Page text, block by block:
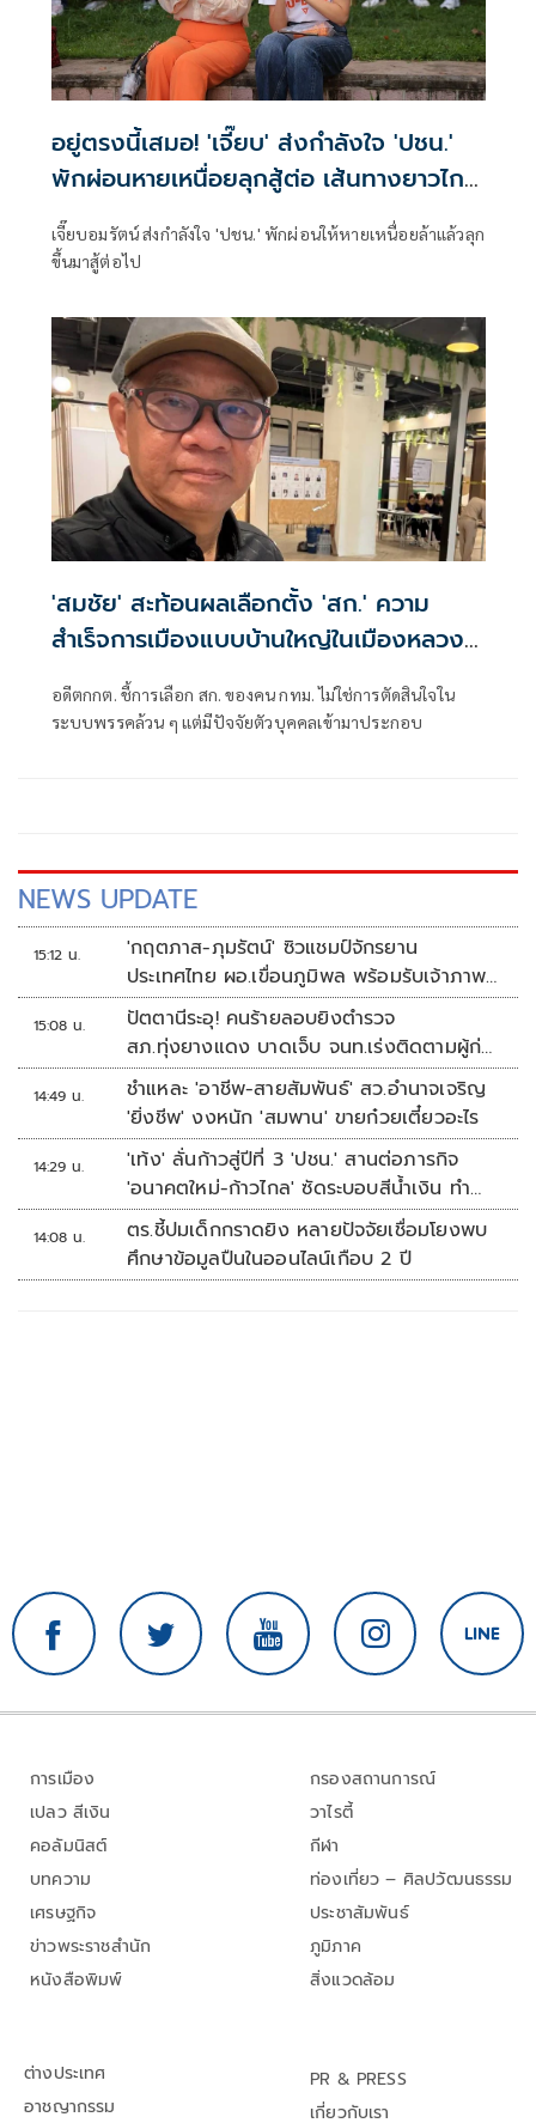
อยู่ตรงนี้เสมอ! 'เจี๊ยบ' ส่งกำลังใจ 'ปชน.'
พักผ่อนหายเหนื่อยลุกสู้ต่อ เส้นทางยาวไกล
จะไม่หยุดฝัน
เจี๊ยบอมรัตน์ ส่งกำลังใจ 'ปชน.' พักผ่อนให้หายเหนื่อยล้าแล้วลุก
ขึ้นมาสู้ต่อไป
'สมชัย' สะท้อนผลเลือกตั้ง 'สก.' ความ
สำเร็จการเมืองแบบบ้านใหญ่ในเมืองหลวง
ยังคงอยู่
อดีตกกต. ชี้การเลือก สก. ของคน กทม. ไม่ใช่การตัดสินใจใน
ระบบพรรคล้วน ๆ แต่มีปัจจัยตัวบุคคลเข้ามาประกอบ
NEWS UPDATE
15:12 น.
'กฤตภาส-ภุมรัตน์' ซิวแชมป์จักรยาน
ประเทศไทย ผอ.เขื่อนภูมิพล พร้อมรับเจ้าภาพ
ต่อ ปี 2570
15:08 น.
ปัตตานีระอุ! คนร้ายลอบยิงตำรวจ
สภ.ทุ่งยางแดง บาดเจ็บ จนท.เร่งติดตามผู้ก่อ
เหตุ
14:49 น.
ชำแหละ 'อาชีพ-สายสัมพันธ์' สว.อำนาจเจริญ
'ยิ่งชีพ' งงหนัก 'สมพาน' ขายก๋วยเตี๋ยวอะไร
14:29 น.
'เท้ง' ลั่นก้าวสู่ปีที่ 3 'ปชน.' สานต่อภารกิจ
'อนาคตใหม่-ก้าวไกล' ซัดระบอบสีน้ำเงิน ทำ
หลักนิติรัฐ-นิติธรรมสั่นคลอน
14:08 น.
ตร.ชี้ปมเด็กกราดยิง หลายปัจจัยเชื่อมโยงพบ
ศึกษาข้อมูลปืนในออนไลน์เกือบ 2 ปี
การเมือง
เปลว สีเงิน
คอลัมนิสต์
บทความ
เศรษฐกิจ
ข่าวพระราชสำนัก
หนังสือพิมพ์
กรองสถานการณ์
วาไรตี้
กีฬา
ท่องเที่ยว – ศิลปวัฒนธรรม
ประชาสัมพันธ์
ภูมิภาค
สิ่งแวดล้อม
ต่างประเทศ
อาชญากรรม
PR & PRESS
เกี่ยวกับเรา